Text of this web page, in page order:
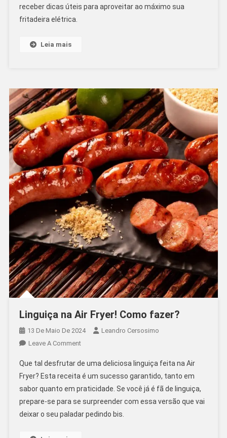
Frango
receber dicas úteis para aproveitar ao máximo sua
fritadeira elétrica.
Leia mais
Linguiça na Air Fryer! Como fazer?
13 De Maio De 2024
Leandro Cersosimo
Leave A CommentOn
Na
Air
Fryer!
Como
Fazer?
Que tal desfrutar de uma deliciosa linguiça feita na Air
Fryer? Esta receita é um sucesso garantido, tanto em
sabor quanto em praticidade. Se você já é fã de linguiça,
prepare-se para se surpreender com essa versão que vai
deixar o seu paladar pedindo bis.